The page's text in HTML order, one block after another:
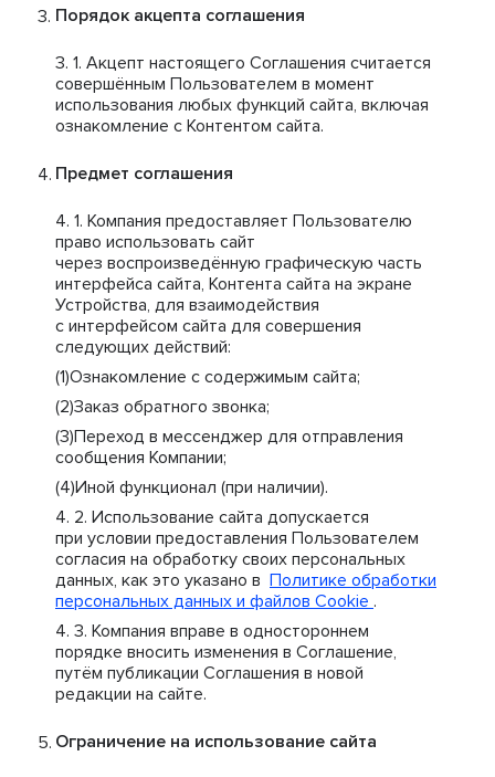
Порядок акцепта соглашения
Акцепт настоящего Соглашения считается
совершённым Пользователем в момент
использования любых функций сайта, включая
ознакомление с Контентом сайта.
Предмет соглашения
Компания предоставляет Пользователю
право использовать сайт
через воспроизведённую графическую часть
интерфейса сайта, Контента сайта на экране
Устройства, для взаимодействия
с интерфейсом сайта для совершения
следующих действий:
Ознакомление с содержимым сайта;
Заказ обратного звонка;
Переход в мессенджер для отправления
сообщения Компании;
Иной функционал (при наличии).
Использование сайта допускается
при условии предоставления Пользователем
согласия на обработку своих персональных
данных, как это указано в Политике обработки
персональных данных и файлов Cookie .
Компания вправе в одностороннем
порядке вносить изменения в Соглашение,
путём публикации Соглашения в новой
редакции на сайте.
Ограничение на использование сайта